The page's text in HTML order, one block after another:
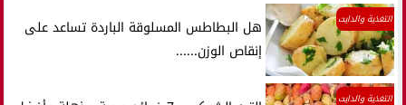
التغذية والدايت
هل البطاطس المسلوقة الباردة تساعد على
إنقاص الوزن......
التغذية والدايت